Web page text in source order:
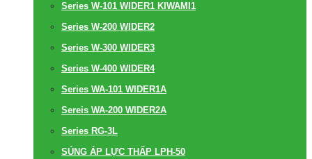
Series W-101 WIDER1 KIWAMI1
Series W-200 WIDER2
Series W-300 WIDER3
Series W-400 WIDER4
Series WA-101 WIDER1A
Sereis WA-200 WIDER2A
Series RG-3L
SÚNG ÁP LỰC THẤP LPH-50